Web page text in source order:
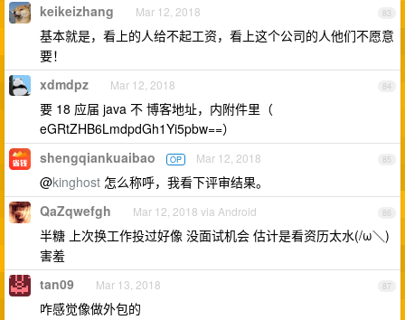
83
keikeizhang Mar 12, 2018
基本就是，看上的人给不起工资，看上这个公司的人他们不愿意
要！
84
xdmdpz Mar 12, 2018
要 18 应届 java 不 博客地址，内附件里（
eGRtZHB6LmdpdGh1Yi5pbw==）
85
shengqiankuaibao OP Mar 12, 2018
@kinghost 怎么称呼，我看下评审结果。
86
QaZqwefgh Mar 12, 2018 via Android
半糖 上次换工作投过好像 没面试机会 估计是看资历太水(/ω＼)
害羞
87
tan09 Mar 13, 2018
咋感觉像做外包的